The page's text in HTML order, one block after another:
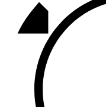
Базарлы
107,1 FM
Балык
104,9 FM